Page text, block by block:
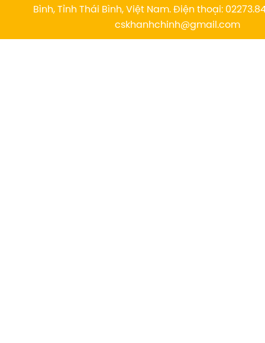
Bình, Tỉnh Thái Bình, Việt Nam. Điện thoại:
cskhanhchinh@gmail.com